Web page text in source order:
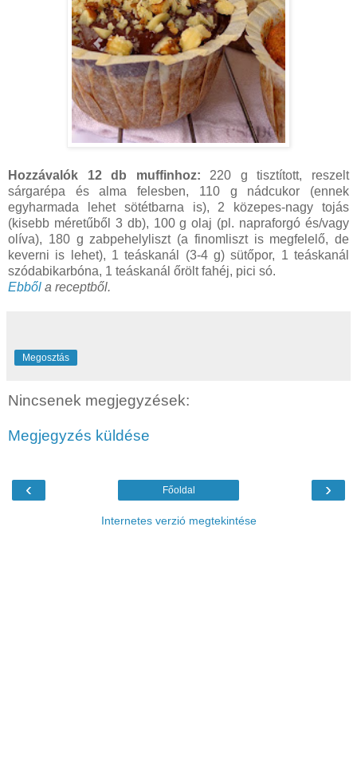
Hozzávalók 12 db muffinhoz: 220 g tisztított, reszelt
sárgarépa és alma felesben, 110 g nádcukor (ennek
egyharmada lehet sötétbarna is), 2 közepes-nagy tojás
(kisebb méretűből 3 db), 100 g olaj (pl. napraforgó és/vagy
olíva), 180 g zabpehelyliszt (a finomliszt is megfelelő, de
keverni is lehet), 1 teáskanál (3-4 g) sütőpor, 1 teáskanál
szódabikarbóna, 1 teáskanál őrölt fahéj, pici só.
Ebből a receptből.
Megosztás
Nincsenek megjegyzések:
Megjegyzés küldése
‹ ›
Főoldal
Internetes verzió megtekintése